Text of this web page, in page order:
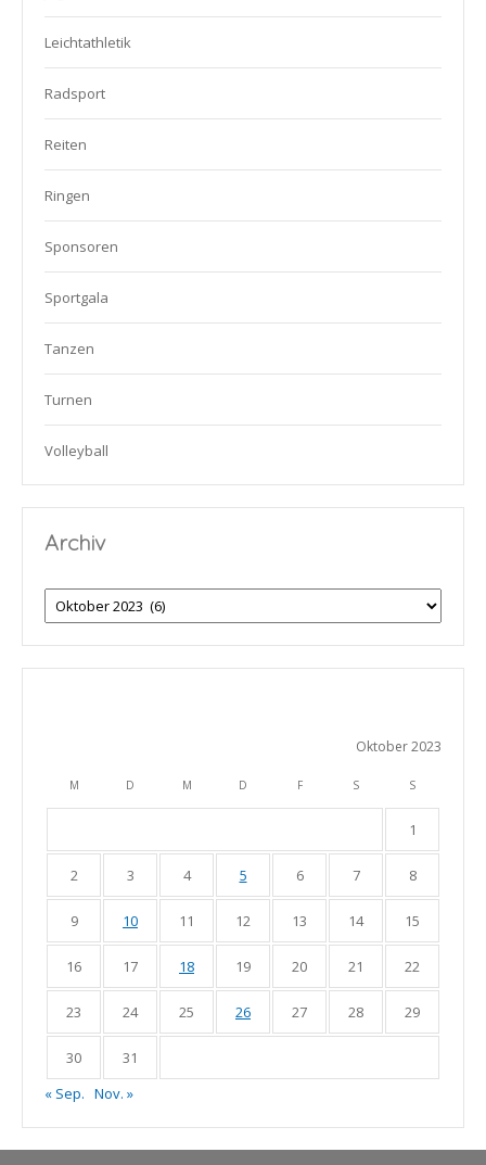
Leichtathletik
Radsport
Reiten
Ringen
Sponsoren
Sportgala
Tanzen
Turnen
Volleyball
Archiv
Archiv
Oktober 2023
M D M D F S S
1
2 3 4 5 6 7 8
9 10 11 12 13 14 15
16 17 18 19 20 21 22
23 24 25 26 27 28 29
30
31
« Sep. Nov. »